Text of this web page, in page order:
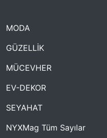
MODA
GÜZELLİK
MÜCEVHER
EV-DEKOR
SEYAHAT
NYXMag Tüm Sayılar